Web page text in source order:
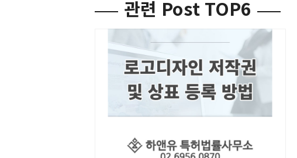
관련 Post TOP6